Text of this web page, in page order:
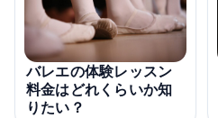
バレエの体験レッスン
料金はどれくらいか知
りたい？